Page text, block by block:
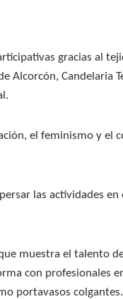
gracias al
Alcorcón, Candelaria
el feminismo y el
las actividades
muestra el talento
con profesionales
portavasos colgantes.